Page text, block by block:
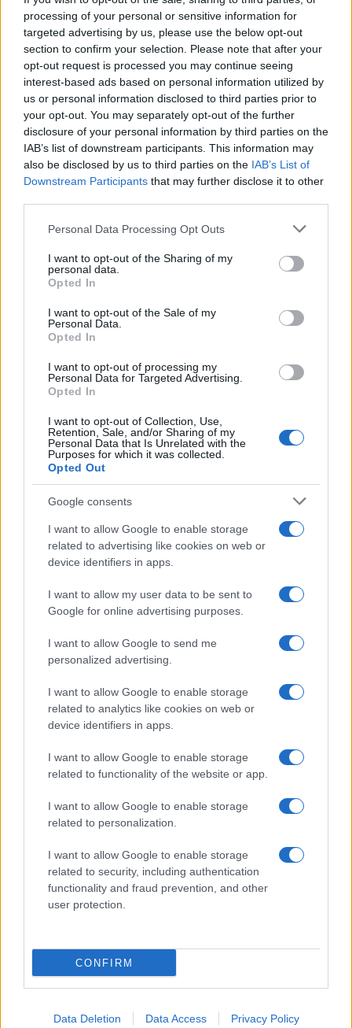
processing of your personal or sensitive information for
targeted advertising by us, please use the below opt-out
section to confirm your selection. Please note that after your
opt-out request is processed you may continue seeing
interest-based ads based on personal information utilized by
us or personal information disclosed to third parties prior to
your opt-out. You may separately opt-out of the further
disclosure of your personal information by third parties on the
IAB’s list of downstream participants. This information may
also be disclosed by us to third parties on the IAB’s List of
Downstream Participants that may further disclose it to other
Please note that this website/app uses one or more Google
not limited to your visit or usage behaviour. You may click to
grant or deny consent to Google and its third-party tags to
use your data for below specified purposes in below Google
consent section.
Personal Data Processing Opt Outs
I want to opt-out of the Sharing of my
personal data.
Opted In
I want to opt-out of the Sale of my
Personal Data.
Opted In
I want to opt-out of processing my
Personal Data for Targeted Advertising.
Opted In
I want to opt-out of Collection, Use,
Retention, Sale, and/or Sharing of my
Personal Data that Is Unrelated with the
Purposes for which it was collected.
Opted Out
Google consents
I want to allow Google to enable storage
related to advertising like cookies on web or
device identifiers in apps.
I want to allow my user data to be sent to
Google for online advertising purposes.
I want to allow Google to send me
personalized advertising.
I want to allow Google to enable storage
related to analytics like cookies on web or
device identifiers in apps.
I want to allow Google to enable storage
related to functionality of the website or app.
I want to allow Google to enable storage
related to personalization.
I want to allow Google to enable storage
related to security, including authentication
functionality and fraud prevention, and other
user protection.
CONFIRM
Data Deletion Data Access Privacy Policy
possibile e senza pericoli per la salute.
Dalla determinazione di una sessione di corsa su
un tapis roulant all’incremento del peso su un
bilanciere, ogni cosa deve essere realizzata
secondo le caratteristiche fisiche particolari della
singola persona,senza mai sottoporre
l’organismo a sforzi eccessivi . Lo stesso si
applica per i movimenti a corpo libero, che
In tutti questi casi la percezione di chi lavora nel
settore fitness sarà fondamentale per capire
dato esercizio o piuttosto trovare uno più adattabile
per l’allenamento della persona.
Redazione di style24
Continua a leggere
FITNESS